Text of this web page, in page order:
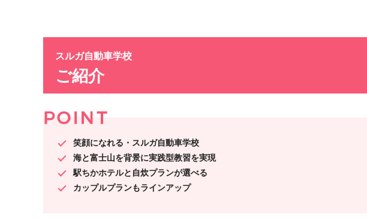
スルガ自動車学校
ご紹介
笑顔になれる・スルガ自動車学校
海と富士山を背景に実践型教習を実現
駅ちかホテルと自炊プランが選べる
カップルプランもラインアップ